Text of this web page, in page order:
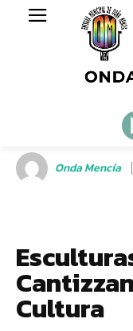
Onda Mencía
Cultura